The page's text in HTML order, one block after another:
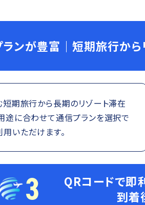
ランが豊富｜短期旅行か
短期旅行から長期のリゾート滞在
途に合わせて通信プランを選択で
いただけます。
3
QRコードで即
到着